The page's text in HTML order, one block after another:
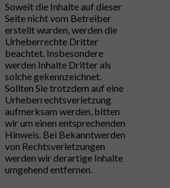
Soweit die Inhalte auf dieser
Seite nicht vom Betreiber
erstellt wurden, werden die
Urheberrechte Dritter
beachtet. Insbesondere
werden Inhalte Dritter als
solche gekennzeichnet.
Sollten Sie trotzdem auf eine
Urheberrechtsverletzung
aufmerksam werden, bitten
wir um einen entsprechenden
Hinweis. Bei Bekanntwerden
von Rechtsverletzungen
werden wir derartige Inhalte
umgehend entfernen.